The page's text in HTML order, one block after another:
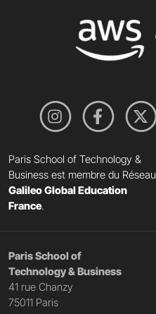
Paris School of Technology &
Business est membre du Réseau
Galileo Global Education
France.
Paris School of
Technology & Business
41 rue Chanzy
75011 Paris